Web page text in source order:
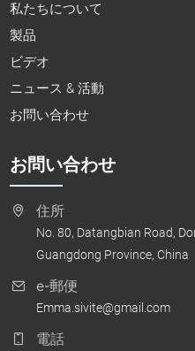
私たちについて
製品
ビデオ
ニュース & 活動
お問い合わせ
お問い合わせ
住所
No. 80, Datangbian Road,
Guangdong Province, China
e-郵便
Emma.sivite@gmail.com
電話